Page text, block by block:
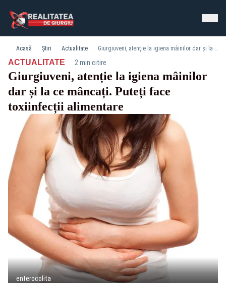
Acasă Știri Actualitate Giurgiuveni, atenție la igiena mâinilor dar și la ce mâncați. Puteți face toxiinfecții alimentare
ACTUALITATE· 2 min citire
Giurgiuveni, atenție la igiena mâinilor
dar și la ce mâncați. Puteți face
toxiinfecții alimentare
enterocolita